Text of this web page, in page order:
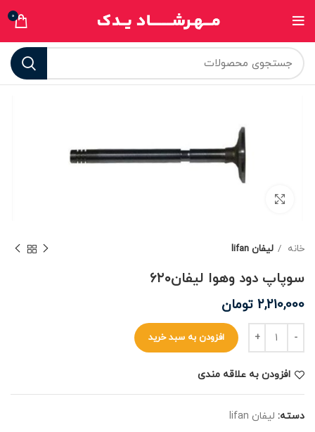
0
خانه لیفان lifan
سوپاپ دود و‌هوا لیفان۶۲۰
2,210,000 تومان
افزودن به سبد خرید
افزودن به علاقه مندی
دسته: لیفان lifan